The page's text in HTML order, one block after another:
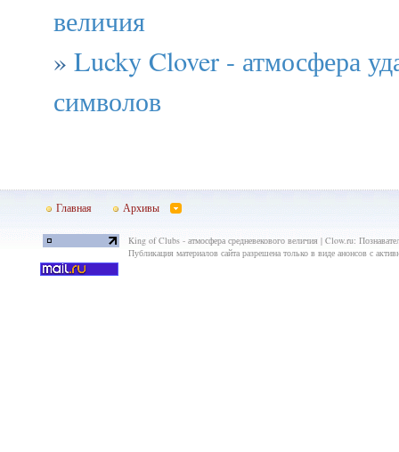
величия
» Lucky Clover - атмосфера
символов
Главная Архивы
King of Clubs - атмосфера средневекового величия | Clow.ru:
Публикация материалов сайта разрешена только в виде анонсов с